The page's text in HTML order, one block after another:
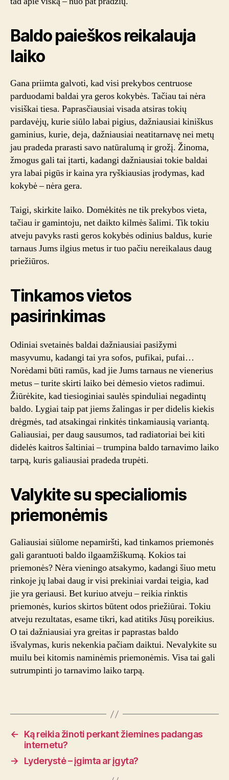
Baldo paieškos reikalauja
laiko
Gana priimta galvoti, kad visi prekybos centruose
parduodami baldai yra geros kokybės. Tačiau tai nėra
visiškai tiesa. Paprasčiausiai visada atsiras tokių
pardavėjų, kurie siūlo labai pigius, dažniausiai kiniškus
gaminius, kurie, deja, dažniausiai neatitarnavę nei metų
jau pradeda prarasti savo natūralumą ir grožį. Žinoma,
žmogus gali tai įtarti, kadangi dažniausiai tokie baldai
yra labai pigūs ir kaina yra ryškiausias įrodymas, kad
kokybė – nėra gera.
Taigi, skirkite laiko. Domėkitės ne tik prekybos vieta,
tačiau ir gamintoju, net daikto kilmės šalimi. Tik tokiu
atveju pavyks rasti geros kokybės odinius baldus, kurie
tarnaus Jums ilgius metus ir tuo pačiu nereikalaus daug
priežiūros.
Tinkamos vietos
pasirinkimas
Odiniai svetainės baldai dažniausiai pasižymi
masyvumu, kadangi tai yra sofos, pufikai, pufai…
Norėdami būti ramūs, kad jie Jums tarnaus ne vienerius
metus – turite skirti laiko bei dėmesio vietos radimui.
Žiūrėkite, kad tiesioginiai saulės spinduliai negadintų
baldo. Lygiai taip pat jiems žalingas ir per didelis kiekis
drėgmės, tad atsakingai rinkitės tinkamiausią variantą.
Galiausiai, per daug sausumos, tad radiatoriai bei kiti
didelės kaitros šaltiniai – trumpina baldo tarnavimo laiko
tarpą, kuris galiausiai pradeda trupėti.
Valykite su specialiomis
priemonėmis
Galiausiai siūlome nepamiršti, kad tinkamos priemonės
gali garantuoti baldo ilgaamžiškumą. Kokios tai
priemonės? Nėra vieningo atsakymo, kadangi šiuo metu
rinkoje jų labai daug ir visi prekiniai vardai teigia, kad
jie yra geriausi. Bet kuriuo atveju – reikia rinktis
priemonės, kurios skirtos būtent odos priežiūrai. Tokiu
atveju rezultatas, esame tikri, kad atitiks Jūsų poreikius.
O tai dažniausiai yra greitas ir paprastas baldo
išvalymas, kuris nekenkia pačiam daiktui. Nevalykite su
muilu bei kitomis naminėmis priemonėmis. Visa tai gali
sutrumpinti jo tarnavimo laiko tarpą.
←
Ką reikia žinoti perkant žiemines padangas
internetu?
→
Lyderystė – įgimta ar įgyta?